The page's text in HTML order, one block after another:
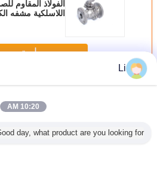
استمر
أكثرمشفه الكرة صمام
Li
10:20 AM
day, what product are you looking for?